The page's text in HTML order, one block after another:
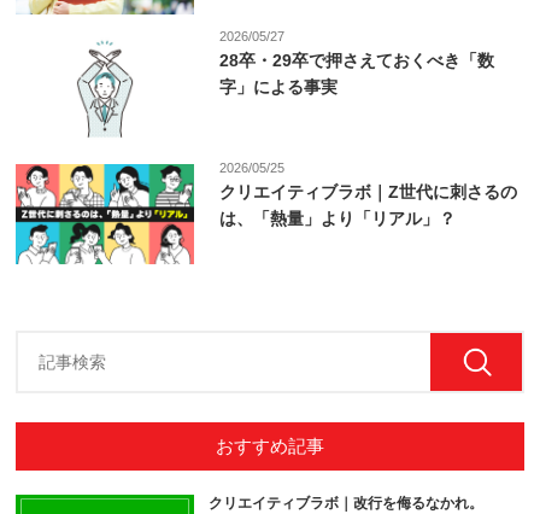
2026/05/27
28卒・29卒で押さえておくべき「数
字」による事実
2026/05/25
クリエイティブラボ｜Z世代に刺さるの
は、「熱量」より「リアル」？
おすすめ記事
クリエイティブラボ｜改行を侮るなかれ。